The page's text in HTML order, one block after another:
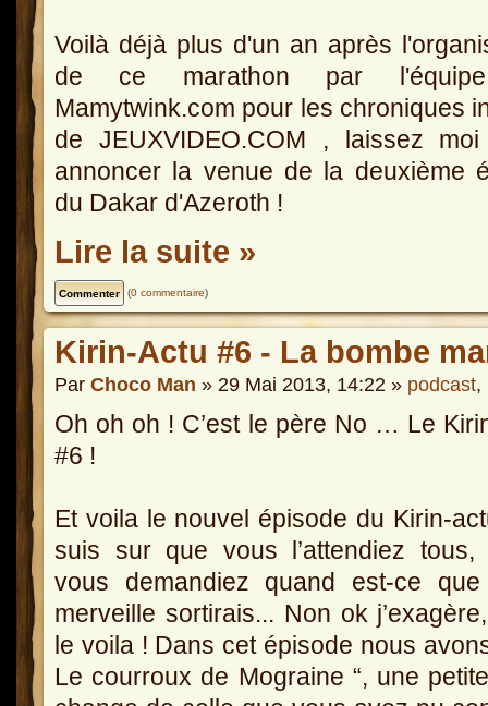
Voilà déjà plus d'un an après
de ce marathon par
Mamytwink.com pour les chroniques
de JEUXVIDEO.COM , laissez
annoncer la venue de la deuxième
du Dakar d'Azeroth !
Lire la suite »
(0 commentaire)
Kirin-Actu #6 - La bombe
Par Choco Man » 29 Mai 2013, 14:22 » podcast,
Oh oh oh ! C’est le père No … Le
#6 !
Et voila le nouvel épisode du Kirin-
suis sur que vous l’attendiez tous,
vous demandiez quand est-ce
merveille sortirais... Non ok
le voila ! Dans cet épisode nous
Le courroux de Mograine “, une